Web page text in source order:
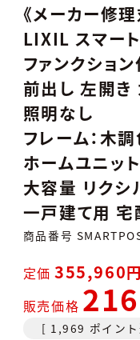
《メーカー修
LIXIL スマー
ファンクショ
前出し 左開き
照明なし
フレーム：木
ホームユニッ
大容量 リクシ
一戸建て用 宅
商品番号
定価 355,960
販売価格
[ 1,969 ポイン